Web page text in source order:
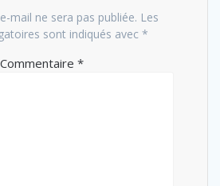
mail ne sera pas publiée. Les
sont indiqués avec *
Commentaire *